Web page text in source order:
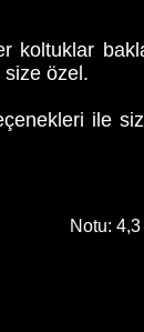
koltuklar
size özel.
ile
Notu: 4,3